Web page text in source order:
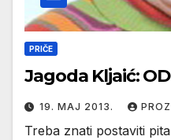
PRIČE
19. МАЈ 2013.
Treba znati postaviti